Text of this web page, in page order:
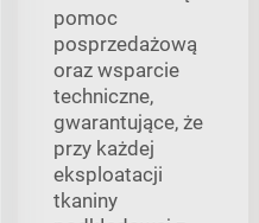
pomoc
posprzedażową
oraz wsparcie
techniczne,
gwarantujące, że
przy każdej
eksploatacji
tkaniny